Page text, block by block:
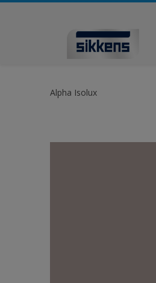
Alpha Isolux